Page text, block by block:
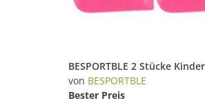
von BESPORTBLE
Bester Preis